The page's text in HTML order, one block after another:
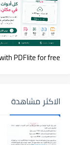
PDFlite for free!
الاكثر مشاهدة